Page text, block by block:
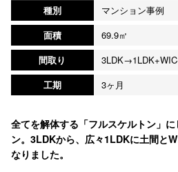
種別
マンション事例
面積
69.9㎡
間取り
工期
3ヶ月
全てを解体する「フルスケルトン」
ン。3LDKから、広々1LDKに土間と
なりました。